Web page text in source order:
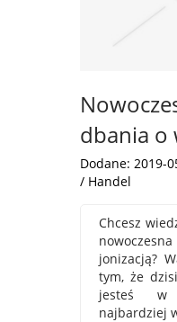
dbania o
Dodane: 2019-
/ Handel
Chcesz
jonizacją?
tym, że
jesteś w
najbardziej